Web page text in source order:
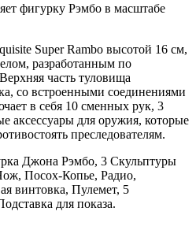
фигурку Рэмбо в масштабе
Super Rambo высотой 16 см,
разработанным по
часть туловища
со встроенными соединениями
в себя 10 сменных рук, 3
аксессуары для оружия, которые
преследователям.
Джона Рэмбо, 3 Скульптуры
Посох-Копье, Радио,
винтовка, Пулемет, 5
для показа.